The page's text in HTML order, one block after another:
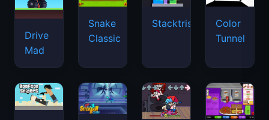
Drive
Mad
Snake
Classic
Stacktris
Color
Tunnel